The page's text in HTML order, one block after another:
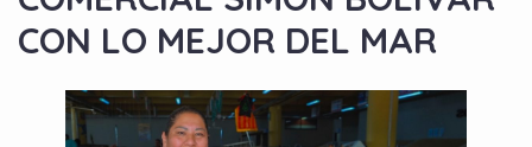
CON LO MEJOR DEL MAR